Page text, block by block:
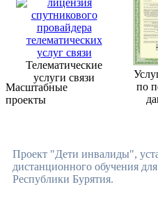
Телематические
услуги связи
по
Масштабные
проекты
Проект "Дети инвалиды",
дистанционного обучения
Республики Бурятия.